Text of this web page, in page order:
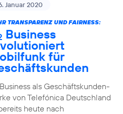
Januar 2020
TRANSPARENZ UND FAIRNESS:
Business
für
als Geschäftskunden-
von Telefónica Deutschland
heute nach